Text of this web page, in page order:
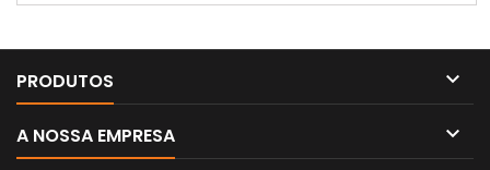
PRODUTOS 
A NOSSA EMPRESA 